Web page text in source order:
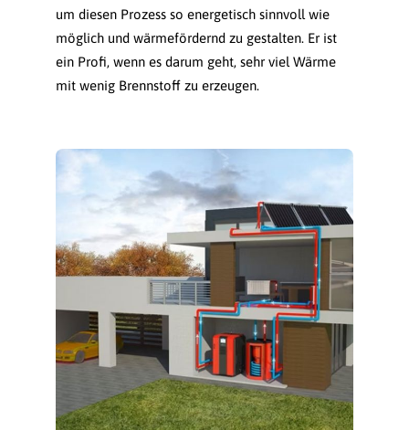
um diesen Prozess so energetisch sinnvoll wie
möglich und wärmefördernd zu gestalten. Er ist
ein Profi, wenn es darum geht, sehr viel Wärme
mit wenig Brennstoff zu erzeugen.